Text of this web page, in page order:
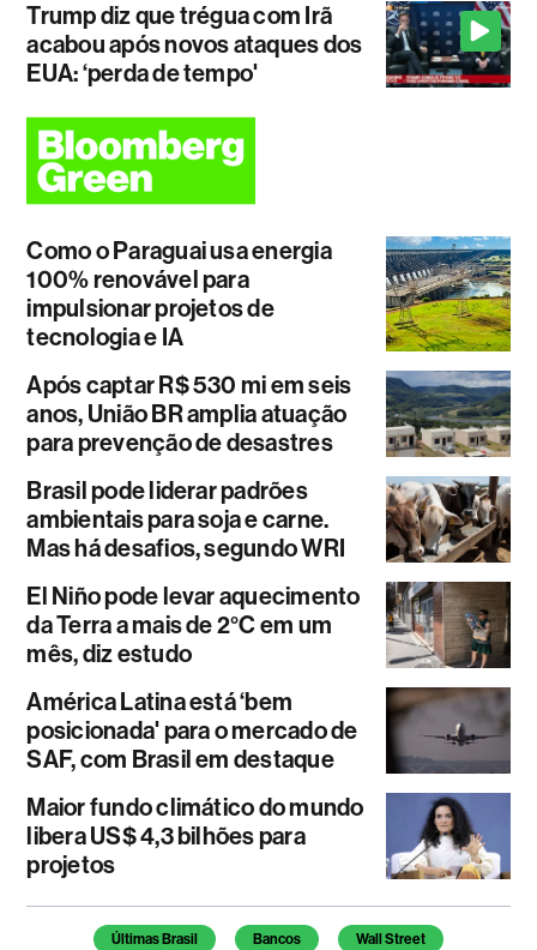
Trump diz que trégua com Irã
acabou após novos ataques dos
EUA: ‘perda de tempo'
Como o Paraguai usa energia
100% renovável para
impulsionar projetos de
tecnologia e IA
Após captar R$ 530 mi em seis
anos, União BR amplia atuação
para prevenção de desastres
Brasil pode liderar padrões
ambientais para soja e carne.
Mas há desafios, segundo WRI
El Niño pode levar aquecimento
da Terra a mais de 2°C em um
mês, diz estudo
América Latina está ‘bem
posicionada' para o mercado de
SAF, com Brasil em destaque
Maior fundo climático do mundo
libera US$ 4,3 bilhões para
projetos
Temas deste artigo
Últimas Brasil Bancos Wall Street